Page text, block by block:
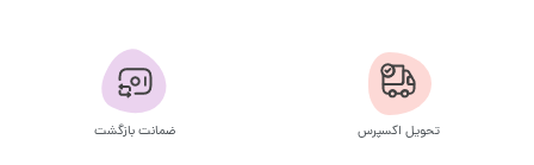
تحویل اکسپرس ضمانت بازگشت